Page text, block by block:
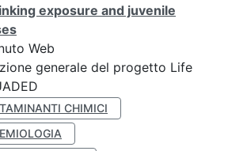
exposure and juvenile
Web
generale del progetto Life
CHIMICI